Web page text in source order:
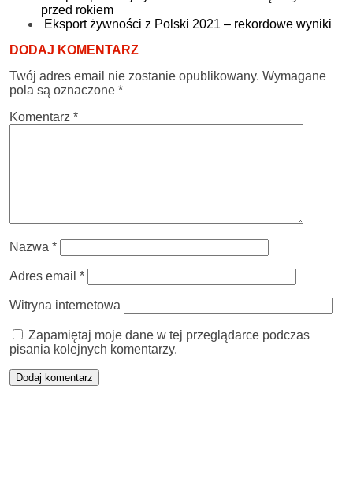
przed rokiem
Eksport żywności z Polski 2021 – rekordowe wyniki
DODAJ KOMENTARZ
Twój adres email nie zostanie opublikowany. Wymagane
pola są oznaczone *
Komentarz *
Nazwa *
Adres email *
Witryna internetowa
Zapamiętaj moje dane w tej przeglądarce podczas
pisania kolejnych komentarzy.